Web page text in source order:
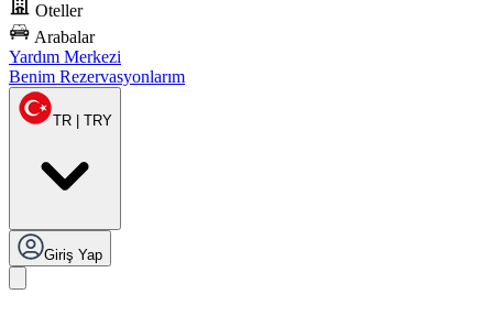
Oteller
Arabalar
Yardım Merkezi
Benim Rezervasyonlarım
TR | TRY
Giriş Yap